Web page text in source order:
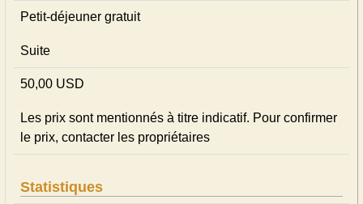
Petit-déjeuner gratuit
Suite
50,00 USD
Les prix sont mentionnés à titre indicatif. Pour confirmer
le prix, contacter les propriétaires
Statistiques